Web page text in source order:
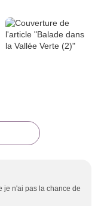
je n'ai pas la chance de